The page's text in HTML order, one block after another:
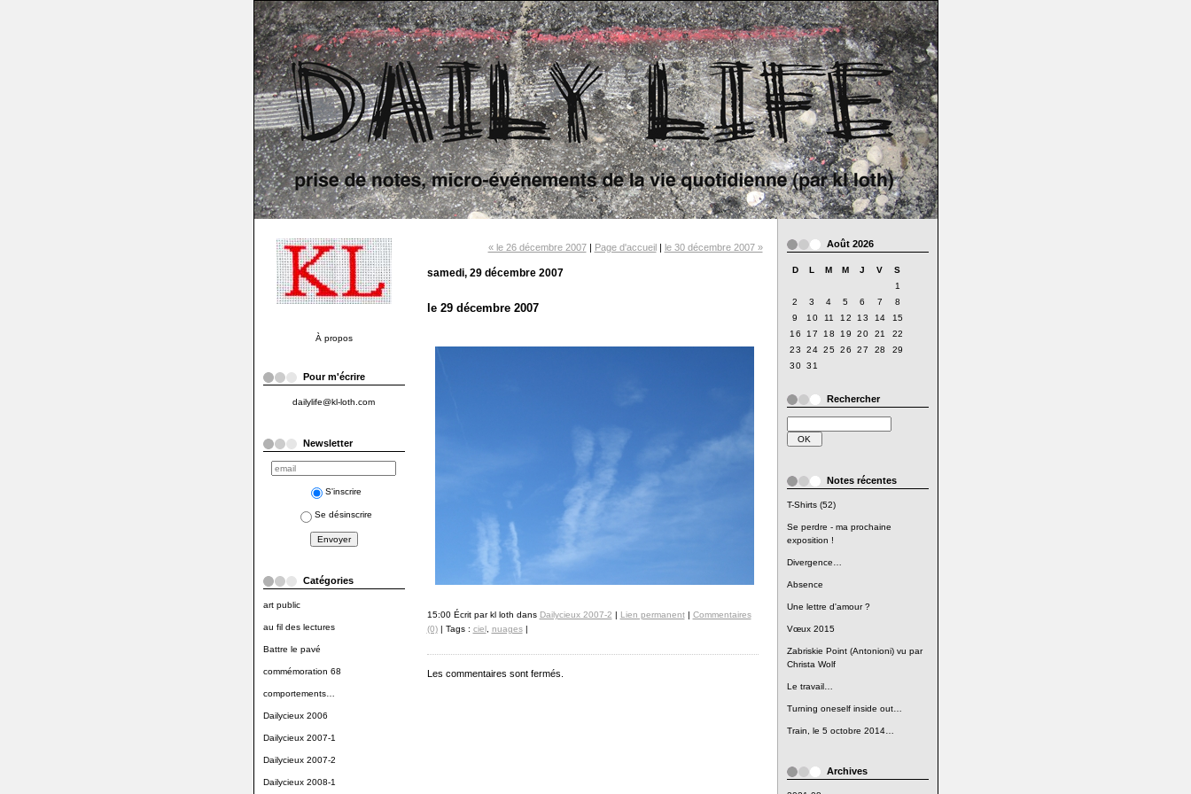
À propos
Pour m'écrire
dailylife@kl-loth.com
Newsletter
S'inscrire
Se désinscrire
Catégories
art public
au fil des lectures
Battre le pavé
commémoration 68
comportements…
Dailycieux 2006
Dailycieux 2007-1
Dailycieux 2007-2
Dailycieux 2008-1
Août 2026
D L M M J V
S
1
2
3 4 5 6 7
8
9
10 11 12 13 14
15
16
17 18 19 20 21
22
23
24 25 26 27 28
29
30 31
Rechercher
Notes récentes
T-Shirts (52)
Se perdre - ma prochaine
exposition !
Divergence…
Absence
Une lettre d'amour ?
Vœux 2015
Zabriskie Point (Antonioni) vu par
Christa Wolf
Le travail…
Turning oneself inside out…
Train, le 5 octobre 2014…
Archives
« le 26 décembre 2007| Page d'accueil| le 30 décembre 2007 »
samedi, 29 décembre 2007
le 29 décembre 2007
15:00 Écrit par kl loth dans Dailycieux 2007-2 | Lien permanent| Commentaires
(0)| Tags : ciel, nuages|
Les commentaires sont fermés.